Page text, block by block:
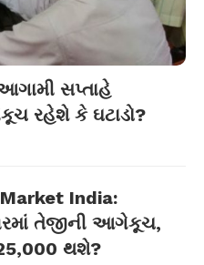
સપ્તાહે
રહેશે કે ઘટાડો?
India:
તેજીની આગેકૂચ,
થશે?